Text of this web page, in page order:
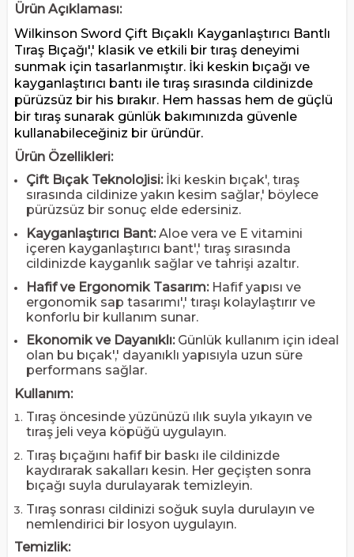
Ürün Açıklaması:
Wilkinson Sword Çift Bıçaklı Kayganlaştırıcı Bantlı
Tıraş Bıçağı',' klasik ve etkili bir tıraş deneyimi
sunmak için tasarlanmıştır. İki keskin bıçağı ve
kayganlaştırıcı bantı ile tıraş sırasında cildinizde
pürüzsüz bir his bırakır. Hem hassas hem de güçlü
bir tıraş sunarak günlük bakımınızda güvenle
kullanabileceğiniz bir üründür.
Ürün Özellikleri:
Çift Bıçak Teknolojisi:İki keskin bıçak', tıraş
sırasında cildinize yakın kesim sağlar,' böylece
pürüzsüz bir sonuç elde edersiniz.
Kayganlaştırıcı Bant:Aloe vera ve E vitamini
içeren kayganlaştırıcı bant',' tıraş sırasında
cildinizde kayganlık sağlar ve tahrişi azaltır.
Hafif ve Ergonomik Tasarım:Hafif yapısı ve
ergonomik sap tasarımı',' tıraşı kolaylaştırır ve
konforlu bir kullanım sunar.
Ekonomik ve Dayanıklı:Günlük kullanım için ideal
olan bu bıçak',' dayanıklı yapısıyla uzun süre
performans sağlar.
Kullanım:
Tıraş öncesinde yüzünüzü ılık suyla yıkayın ve
tıraş jeli veya köpüğü uygulayın.
Tıraş bıçağını hafif bir baskı ile cildinizde
kaydırarak sakalları kesin. Her geçişten sonra
bıçağı suyla durulayarak temizleyin.
Tıraş sonrası cildinizi soğuk suyla durulayın ve
nemlendirici bir losyon uygulayın.
Temizlik: